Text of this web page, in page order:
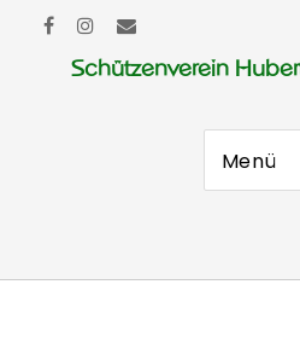
Schützenverein
Menü